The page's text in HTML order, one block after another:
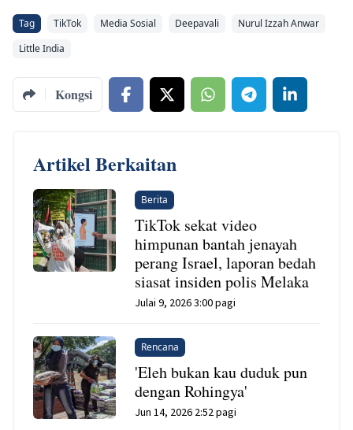
Tag TikTok Media Sosial Deepavali
Nurul Izzah Anwar
Little India
Kongsi
Artikel Berkaitan
Berita
TikTok sekat video
himpunan bantah jenayah
perang Israel, laporan bedah
siasat insiden polis Melaka
Julai 9, 2026 3:00 pagi
Rencana
'Eleh bukan kau duduk pun
dengan Rohingya'
Jun 14, 2026 2:52 pagi